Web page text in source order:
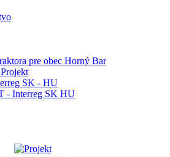
pre obec Horný Bar
SK - HU
- Interreg SK HU